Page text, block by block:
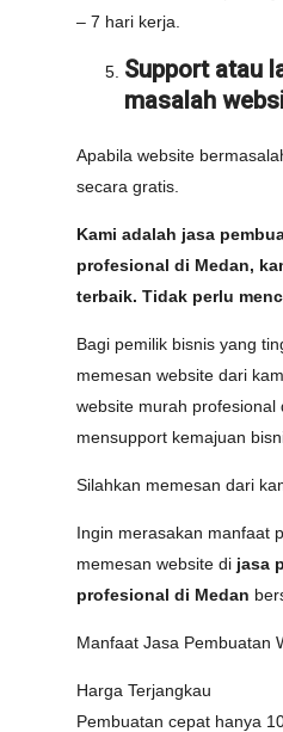
– 7 hari kerja.
Support atau
masalah
Apabila website
secara gratis.
Kami adalah jasa
profesional di Medan,
terbaik. Tidak perlu
Bagi pemilik bisnis yang
memesan website dari
website murah
mensupport kemajuan
Silahkan memesan dari
Ingin merasakan manfaat
memesan website di jasa
profesional di Medan
Manfaat Jasa Pembuatan
Harga Terjangkau
Pembuatan cepat hanya